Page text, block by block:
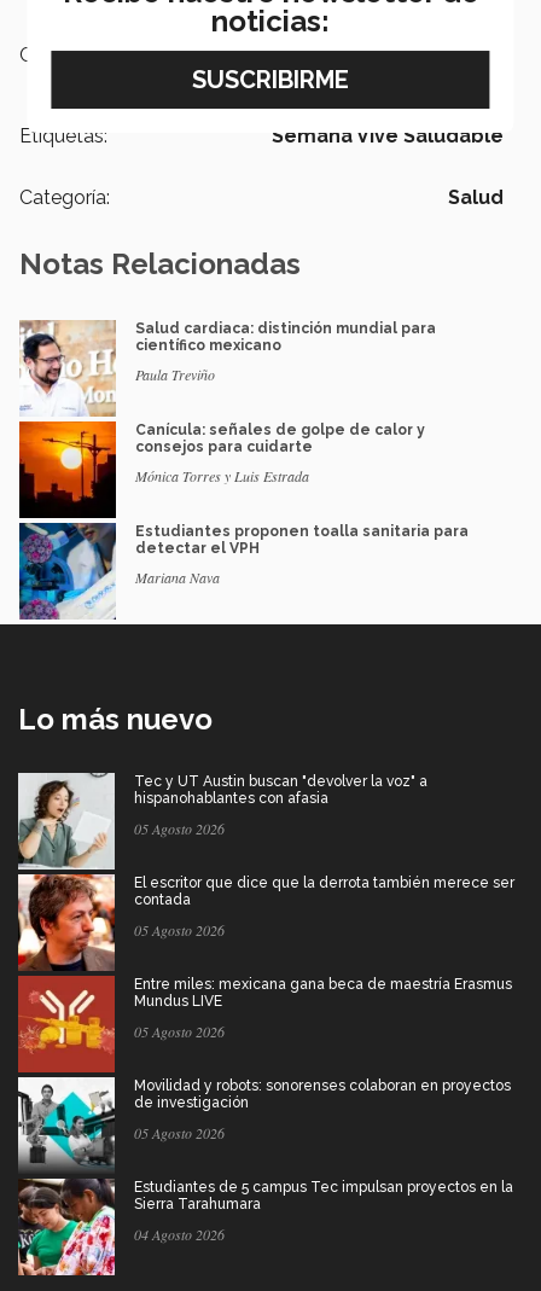
Campus: Irapuato
Etiquetas: Semana Vive Saludable
Categoría: Salud
Notas Relacionadas
Salud cardiaca: distinción mundial para
científico mexicano
Paula Treviño
Canícula: señales de golpe de calor y
consejos para cuidarte
Mónica Torres y Luis Estrada
Estudiantes proponen toalla sanitaria para
detectar el VPH
Mariana Nava
Lo más nuevo
Tec y UT Austin buscan "devolver la voz" a
hispanohablantes con afasia
05 Agosto 2026
El escritor que dice que la derrota también merece ser
contada
05 Agosto 2026
Entre miles: mexicana gana beca de maestría Erasmus
Mundus LIVE
05 Agosto 2026
Movilidad y robots: sonorenses colaboran en proyectos
de investigación
05 Agosto 2026
Estudiantes de 5 campus Tec impulsan proyectos en la
Sierra Tarahumara
04 Agosto 2026
noticias: